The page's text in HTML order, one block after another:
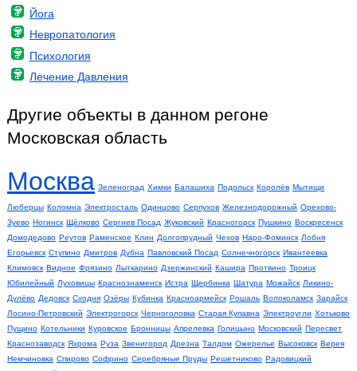
Йога
Невропатология
Психология
Лечение Давления
Другие объекты в данном регоне
Московская область
Москва Зеленоград Химки Балашиха Подольск Королёв Мытищи
Люберцы Коломна Электросталь Одинцово Серпухов Железнодорожный Орехово-
Зуево Ногинск Щёлково Сергиев Посад Жуковский Красногорск Пушкино Воскресенск
Домодедово Реутов Раменское Клин Долгопрудный Чехов Наро-Фоминск Лобня
Егорьевск Ступино Дмитров Дубна Павловский Посад Солнечногорск Ивантеевка
Климовск Видное Фрязино Лыткарино Дзержинский Кашира Протвино Троицк
Юбилейный Луховицы Краснознаменск Истра Щербинка Шатура Можайск Ликино-
Дулёво Дедовск Сходня Озёры Кубинка Красноармейск Рошаль Волоколамск Зарайск
Лосино-Петровский Электрогорск Черноголовка Старая Купавна Электроугли Хотьково
Пущино Котельники Куровское Бронницы Апрелевка Голицыно Московский Пересвет
Краснозаводск Яхрома Руза Звенигород Дрезна Талдом Ожерелье Высоковск Верея
Немчиновка Спирово Софрино Серебряные Пруды Решетниково Радовицкий